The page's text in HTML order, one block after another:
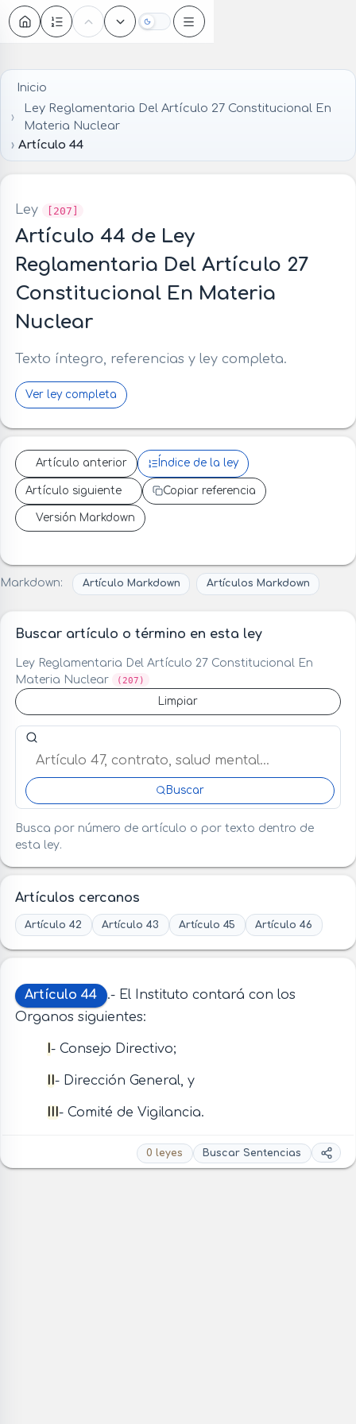
Oscuro
Inicio
Ley Reglamentaria Del Artículo 27 Constitucional En
Materia Nuclear
Artículo 44
Ley [207]
Artículo 44 de Ley
Reglamentaria Del Artículo 27
Constitucional En Materia
Nuclear
Texto íntegro, referencias y ley completa.
Ver ley completa
Artículo anterior Índice de la ley
Artículo siguiente Copiar referencia
Versión Markdown
Markdown: Artículo Markdown Artículos Markdown
Buscar artículo o término en esta ley
Ley Reglamentaria Del Artículo 27 Constitucional En
Materia Nuclear
(207)
Limpiar
Buscar artículo o término en esta ley
Buscar
Busca por número de artículo o por texto dentro de
esta ley.
Artículos cercanos
Artículo 42 Artículo 43 Artículo 45 Artículo 46
Artículo 44
.- El Instituto contará con los
Organos siguientes:
- Consejo Directivo;
- Dirección General, y
- Comité de Vigilancia.
0 leyes Buscar Sentencias